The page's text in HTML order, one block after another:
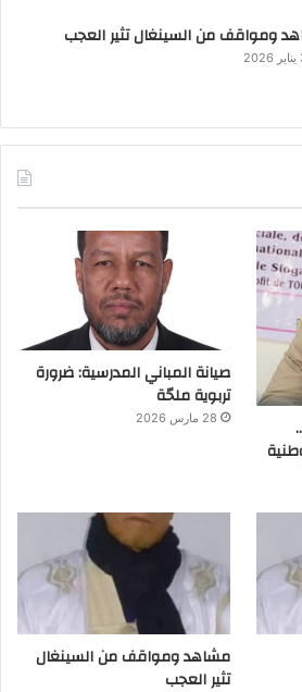
ومواقف من السينغال تثير العجب
صيانة المباني المدرسية: ضرورة
تربوية ملحّة
28 مارس 2026
مشاهد ومواقف من السينغال
تثير العجب